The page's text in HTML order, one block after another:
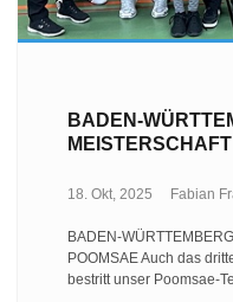
BADEN-
18. Okt, 2025 Fabian
BADEN-
POOMSAE Auch das
bestritt unser Poomsae-